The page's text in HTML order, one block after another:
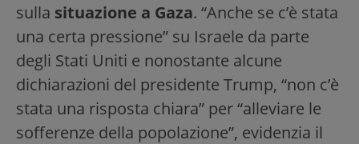
sulla situazione a Gaza. “Anche se c’è stata
una certa pressione” su Israele da parte
degli Stati Uniti e nonostante alcune
dichiarazioni del presidente Trump, “non c’è
stata una risposta chiara” per “alleviare le
sofferenze della popolazione”, evidenzia il